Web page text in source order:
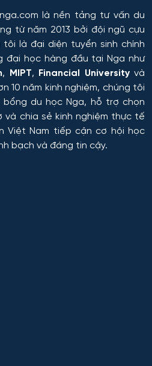
là nền tảng tư vấn du
từ năm 2013 bởi đội ngũ cựu
tôi là đại diện tuyển sinh chính
đại học hàng đầu tại Nga như
, MIPT, Financial Universityvà
10 năm kinh nghiệm, chúng tôi
bổng du học Nga, hỗ trợ chọn
và chia sẻ kinh nghiệm thực tế
Việt Nam tiếp cận cơ hội học
bạch và đáng tin cậy.